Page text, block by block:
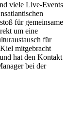
viele Live-Events
für gemeinsame
um eine
für
mitgebracht
hat den Kontakt
bei der